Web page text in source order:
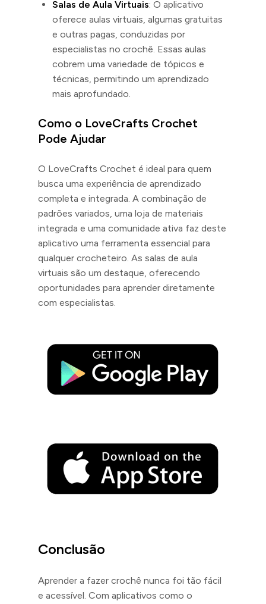
Salas de Aula Virtuais: O aplicativo
oferece aulas virtuais, algumas gratuitas
e outras pagas, conduzidas por
especialistas no crochê. Essas aulas
cobrem uma variedade de tópicos e
técnicas, permitindo um aprendizado
mais aprofundado.
Como o LoveCrafts Crochet
Pode Ajudar
O LoveCrafts Crochet é ideal para quem
busca uma experiência de aprendizado
completa e integrada. A combinação de
padrões variados, uma loja de materiais
integrada e uma comunidade ativa faz deste
aplicativo uma ferramenta essencial para
qualquer crocheteiro. As salas de aula
virtuais são um destaque, oferecendo
oportunidades para aprender diretamente
com especialistas.
Conclusão
Aprender a fazer crochê nunca foi tão fácil
e acessível. Com aplicativos como o